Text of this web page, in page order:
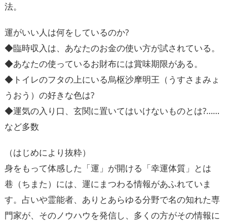
法。
運がいい人は何をしているのか?
◆臨時収入は、あなたのお金の使い方が試されている。
◆あなたの使っているお財布には賞味期限がある。
◆トイレのフタの上にいる烏枢沙摩明王（うすさまみょ
うおう）の好きな色は?
◆運気の入り口、玄関に置いてはいけないものとは?……
など多数
（はじめにより抜粋）
身をもって体感した「運」が開ける「幸運体質」とは
巷（ちまた）には、運にまつわる情報があふれていま
す。占いや霊能者、ありとあらゆる分野で名の知れた専
門家が、そのノウハウを発信し、多くの方がその情報に